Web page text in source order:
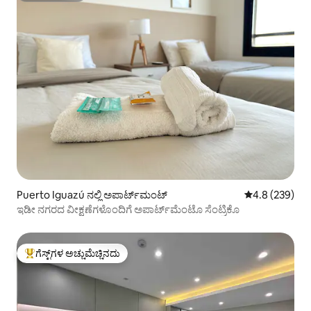
Puerto Iguazú ನಲ್ಲಿ ಅಪಾರ್ಟ್‌ಮಂಟ್ 5 ರಲ್ಲಿ 4.8
4.8 (239)
ಇಡೀ ನಗರದ ವೀಕ್ಷಣೆಗಳೊಂದಿಗೆ ಅಪಾರ್ಟ್‌ಮೆಂಟೊ ಸೆಂಟ್ರಿಕೊ
ಗೆಸ್ಟ್‌ಗಳಿಗೆ ಅತಿ ಹೆಚ್ಚು ಅಚ್ಚುಮೆಚ್ಚಿನದು
ಗೆಸ್ಟ್‌ಗಳ ಅಚ್ಚುಮೆಚ್ಚಿನದು